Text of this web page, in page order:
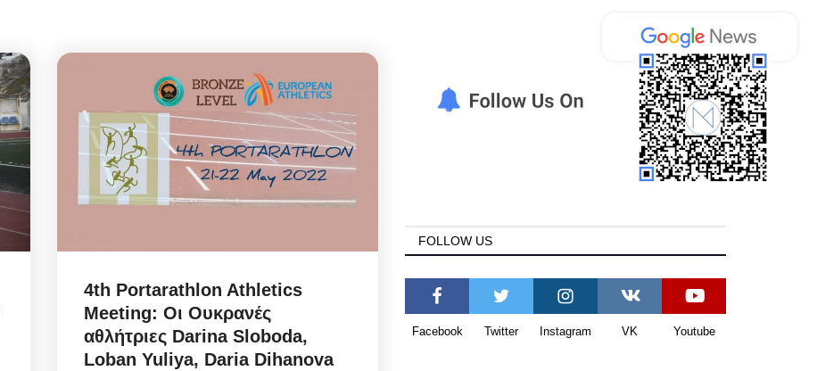
4th Portarathlon Athletics
Meeting: Οι Ουκρανές
αθλήτριες Darina Sloboda,
Loban Yuliya, Daria Dihanova
FOLLOW US
Facebook Twitter Instagram VK Youtube